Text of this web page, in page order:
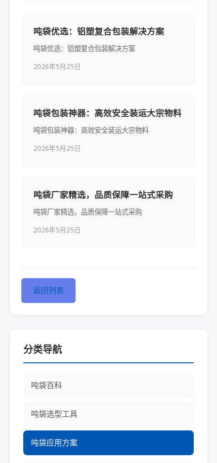
吨袋优选：铝塑复合包装解决方案
吨袋优选：铝塑复合包装解决方案
2026年5月25日
吨袋包装神器：高效安全装运大宗物料
吨袋包装神器：高效安全装运大宗物料
2026年5月25日
吨袋厂家精选，品质保障一站式采购
吨袋厂家精选，品质保障一站式采购
2026年5月25日
返回列表
分类导航
吨袋百科
吨袋选型工具
吨袋应用方案